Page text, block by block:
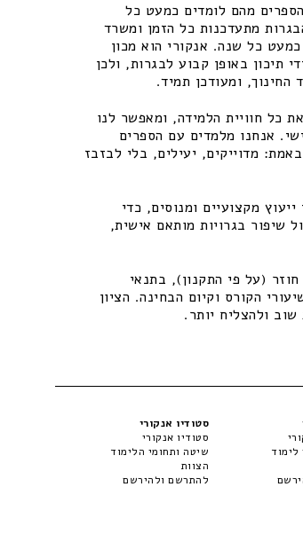
מהם לומדים כמעט כל
מתעדכנות כל הזמן ומשרד
כל שנה. אנקורי הוא מכון
תיכון באופן קבוע לבגרות, ולכן
ומעודכן תמיד.
כל חוויית הלמידה, ומאפשר לנו
אנחנו מלמדים עם הספרים
מדוייקים, יעילים, בלי לבזבז
מקצועיים ומנוסים, כדי
שיפור בגרויות מותאם אישית,
(על פי התקנון), בתנאי
התנאים – נוכחות של לפחות 90% בשיעורי הקורס וקיום הבחינה. הציון
ולהצליח יותר.
לימוד
סטודיו אנקורי
סטודיו אנקורי
שיטה ותחומי הלימוד
הצוות
להתרשם ולהירשם